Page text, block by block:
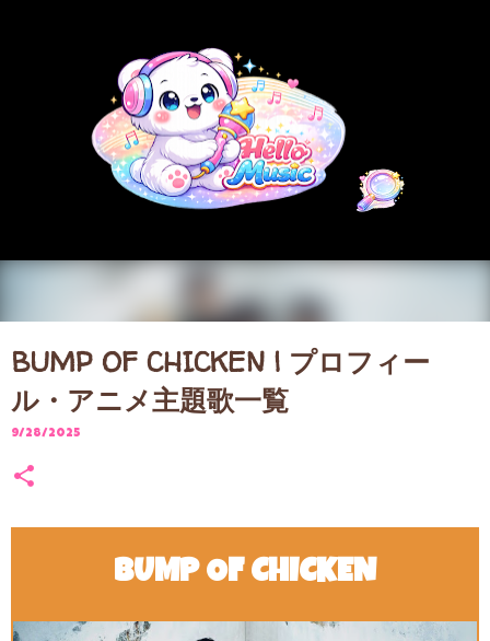
BUMP OF CHICKEN | プロフィー
ル・アニメ主題歌一覧
9/28/2025
BUMP OF CHICKEN